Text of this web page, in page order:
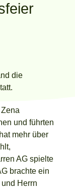
die
und führten
mehr über
AG spielte
brachte ein
Herrn